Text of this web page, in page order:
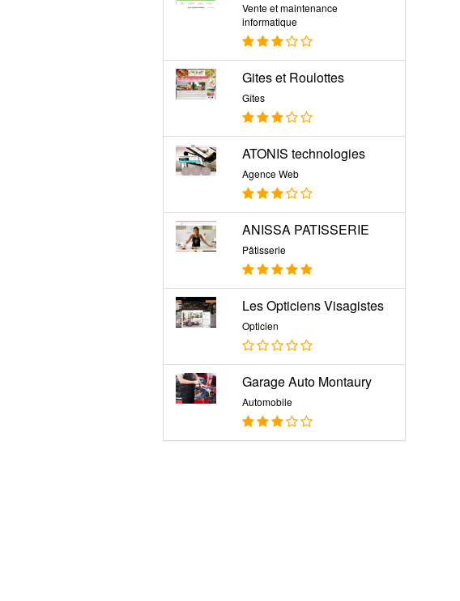
Vente et maintenance
informatique
Gites et Roulottes
Gîtes
ATONIS technologies
Agence Web
ANISSA PATISSERIE
Pâtisserie
Les Opticiens Visagistes
Opticien
Garage Auto Montaury
Automobile